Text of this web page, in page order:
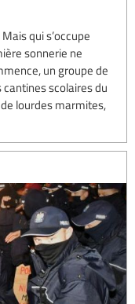
qui s’occupe
sonnerie ne
un groupe de
scolaires du
lourdes marmites,